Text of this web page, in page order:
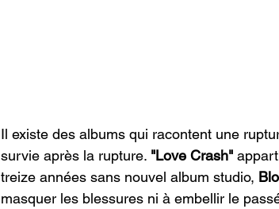
Il existe des albums qui racontent une
survie après la rupture. "Love Crash"
treize années sans nouvel album studio,
masquer les blessures ni à embellir le